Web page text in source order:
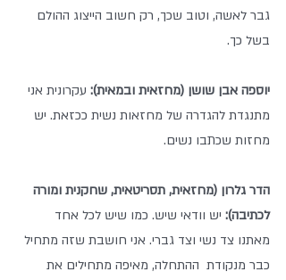
גבר לאשה, וטוב שכך, רק חשוב הייצוג ההולם
בשל כך.
יוספה אבן שושן (מחזאית ובמאית): עקרונית אני
מתנגדת להגדרה של מחזאות נשית ככזאת. יש
מחזות שכתבו נשים.
הדר גלרון (מחזאית, תסריטאית, שחקנית ומורה
לכתיבה): יש וודאי שיש. כמו שיש לכל אחד
מאתנו צד נשי וצד גברי. אני חושבת שזה מתחיל
כבר מנקודת  ההתחלה, מאיפה מתחילים את